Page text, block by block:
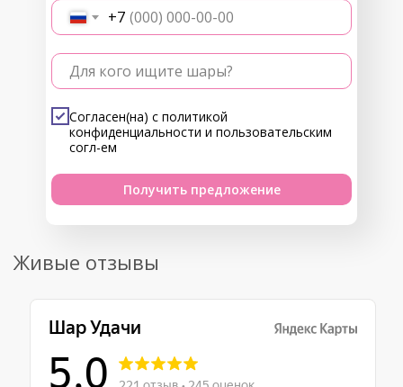
+7
Для кого ищите шары?
Согласен(на) с политикой
конфиденциальности и пользовательским
согл-ем
Получить предложение
Живые отзывы